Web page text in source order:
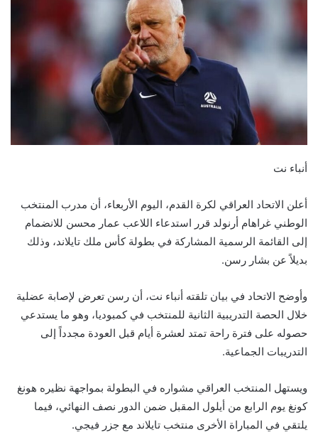
أنباء نت
أعلن الاتحاد العراقي لكرة القدم، اليوم الأربعاء، أن مدرب المنتخب
الوطني غراهام أرنولد قرر استدعاء اللاعب عمار محسن للانضمام
إلى القائمة الرسمية المشاركة في بطولة كأس ملك تايلاند، وذلك
بديلاً عن بشار رسن.
وأوضح الاتحاد في بيان تلقته أنباء نت، أن رسن تعرض لإصابة عضلية
خلال الحصة التدريبية الثانية للمنتخب في كمبوديا، وهو ما يستدعي
حصوله على فترة راحة تمتد لعشرة أيام قبل العودة مجدداً إلى
التدريبات الجماعية.
ويستهل المنتخب العراقي مشواره في البطولة بمواجهة نظيره هونغ
كونغ يوم الرابع من أيلول المقبل ضمن الدور نصف النهائي، فيما
يلتقي في المباراة الأخرى منتخب تايلاند مع جزر فيجي.